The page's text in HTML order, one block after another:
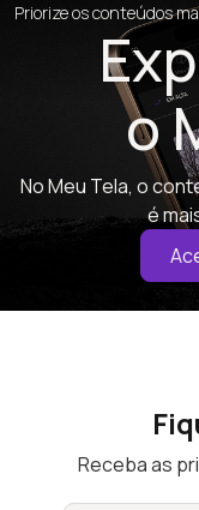
Priorize os conteúdos
o
No Meu Tela, o
é
Receba as